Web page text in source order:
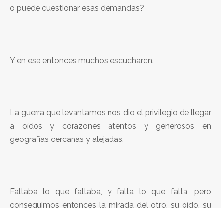
o puede cuestionar esas demandas?
Y en ese entonces muchos escucharon.
La guerra que levantamos nos dio el privilegio de llegar
a oídos y corazones atentos y generosos en
geografías cercanas y alejadas.
Faltaba lo que faltaba, y falta lo que falta, pero
conseguimos entonces la mirada del otro, su oído, su